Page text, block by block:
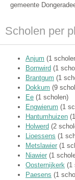
gemeente
Scholen per
Anjum (1
Bornwird (1
Brantgum (1
Dokkum (9
Ee (1 scholen)
Engwierum (1
Hantumhuizen
Holwerd (2
Lioessens (1
Metslawier (1
Niawier (1
Oosternijkerk (1
Paesens (1